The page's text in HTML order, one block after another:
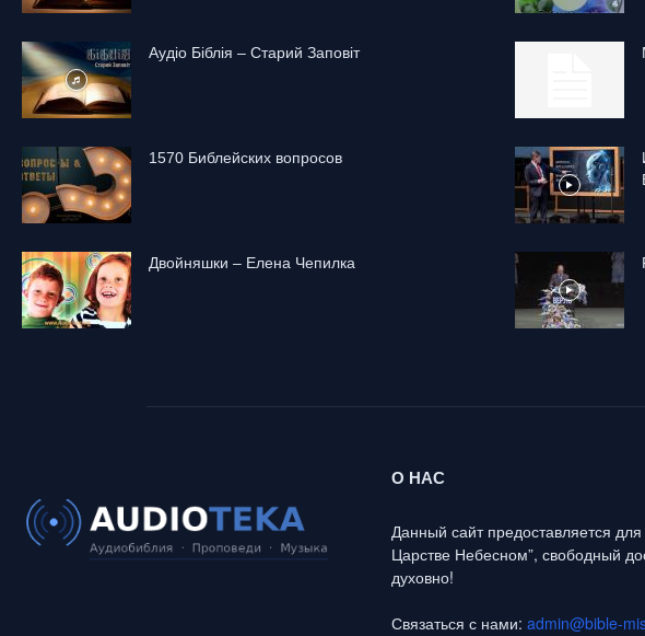
Аудіо Біблія – Старий Заповіт
1570 Библейских вопросов
Двойняшки – Елена Чепилка
О НАС
Данный сайт предоставляется
Царстве Небесном”, свободный
духовно!
Связаться с нами: admin@bible-